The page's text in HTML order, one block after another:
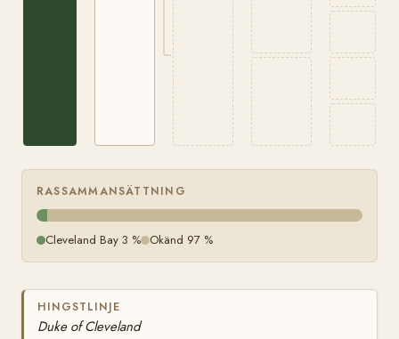
RASSAMMANSÄTTNING
Cleveland Bay 3 % Okänd 97 %
HINGSTLINJE
Duke of Cleveland